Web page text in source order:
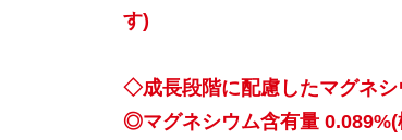
す)
◇成長段階に配慮したマグネ
◎マグネシウム含有量 0.089%(